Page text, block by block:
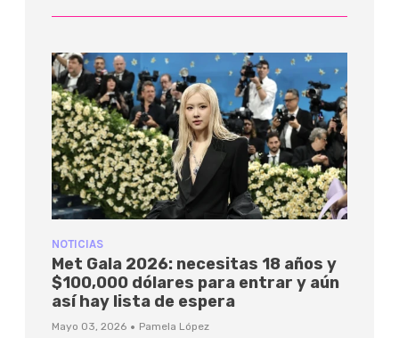
NOTICIAS
Met Gala 2026: necesitas 18 años y
$100,000 dólares para entrar y aún
así hay lista de espera
Mayo 03, 2026 · Pamela López